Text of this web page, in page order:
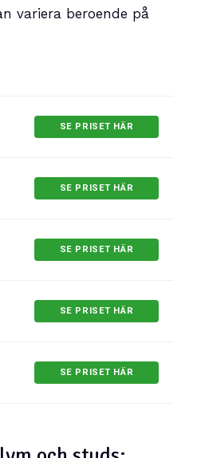
variera beroende på
SE PRISET HÄR
SE PRISET HÄR
SE PRISET HÄR
SE PRISET HÄR
SE PRISET HÄR